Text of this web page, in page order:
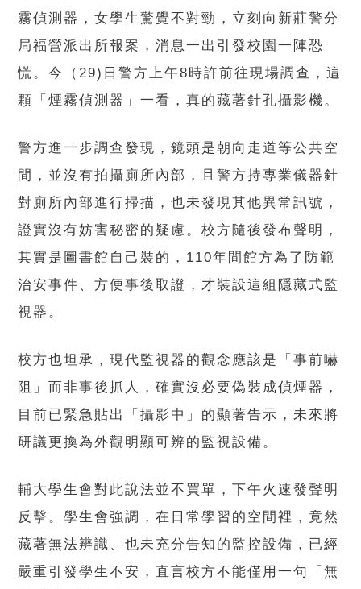
霧偵測器，女學生驚覺不對勁，立刻向新莊警分
局福營派出所報案，消息一出引發校園一陣恐
慌。今（29)日警方上午8時許前往現場調查，這
顆「煙霧偵測器」一看，真的藏著針孔攝影機。
警方進一步調查發現，鏡頭是朝向走道等公共空
間，並沒有拍攝廁所內部，且警方持專業儀器針
對廁所內部進行掃描，也未發現其他異常訊號，
證實沒有妨害秘密的疑慮。校方隨後發布聲明，
其實是圖書館自己裝的，110年間館方為了防範
治安事件、方便事後取證，才裝設這組隱藏式監
視器。
校方也坦承，現代監視器的觀念應該是「事前嚇
阻」而非事後抓人，確實沒必要偽裝成偵煙器，
目前已緊急貼出「攝影中」的顯著告示，未來將
研議更換為外觀明顯可辨的監視設備。
輔大學生會對此說法並不買單，下午火速發聲明
反擊。學生會強調，在日常學習的空間裡，竟然
藏著無法辨識、也未充分告知的監控設備，已經
嚴重引發學生不安，直言校方不能僅用一句「無